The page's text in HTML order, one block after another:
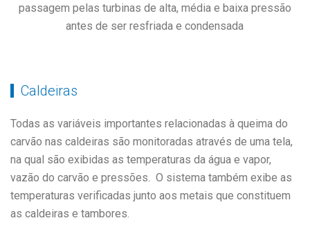
passagem pelas turbinas de alta, média e baixa pressão
antes de ser resfriada e condensada
Caldeiras
Todas as variáveis importantes relacionadas à queima do
carvão nas caldeiras são monitoradas através de uma tela,
na qual são exibidas as temperaturas da água e vapor,
vazão do carvão e pressões. O sistema também exibe as
temperaturas verificadas junto aos metais que constituem
as caldeiras e tambores.